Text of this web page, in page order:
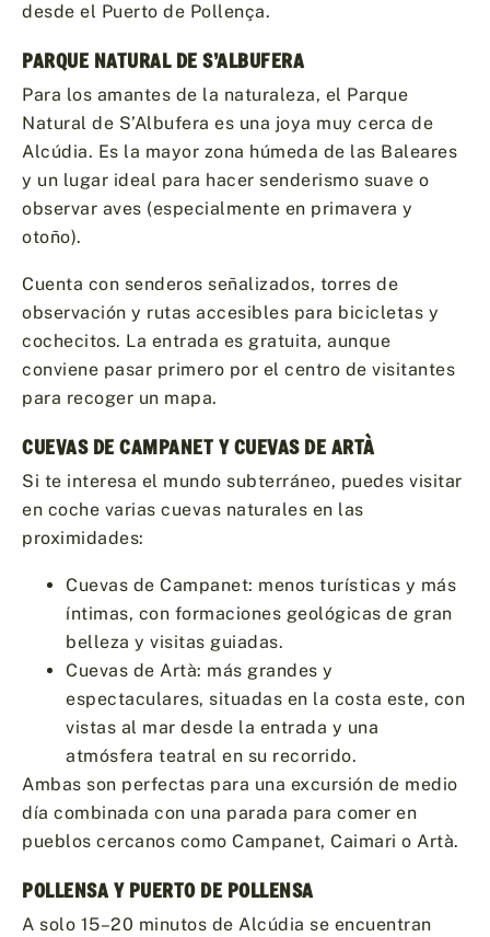
desde el Puerto de Pollença.
PARQUE NATURAL DE S’ALBUFERA
Para los amantes de la naturaleza, el Parque
Natural de S’Albufera es una joya muy cerca de
Alcúdia. Es la mayor zona húmeda de las Baleares
y un lugar ideal para hacer senderismo suave o
observar aves (especialmente en primavera y
otoño).
Cuenta con senderos señalizados, torres de
observación y rutas accesibles para bicicletas y
cochecitos. La entrada es gratuita, aunque
conviene pasar primero por el centro de visitantes
para recoger un mapa.
CUEVAS DE CAMPANET Y CUEVAS DE ARTÀ
Si te interesa el mundo subterráneo, puedes visitar
en coche varias cuevas naturales en las
proximidades:
Cuevas de Campanet: menos turísticas y más
íntimas, con formaciones geológicas de gran
belleza y visitas guiadas.
Cuevas de Artà: más grandes y
espectaculares, situadas en la costa este, con
vistas al mar desde la entrada y una
atmósfera teatral en su recorrido.
Ambas son perfectas para una excursión de medio
día combinada con una parada para comer en
pueblos cercanos como Campanet, Caimari o Artà.
POLLENSA Y PUERTO DE POLLENSA
A solo 15–20 minutos de Alcúdia se encuentran